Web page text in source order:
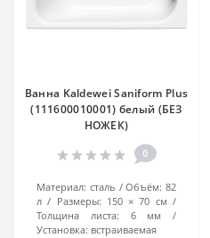
Ванна Kaldewei Saniform Plus
(111600010001) белый (БЕЗ
НОЖЕК)
0
Материал: сталь Объём: 82
л
Размеры: 150 × 70 см
Толщина листа:
6 мм
Установка: встраиваемая